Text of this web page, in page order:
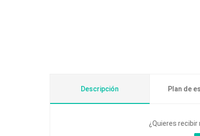
Descripción Plan de
¿Quieres